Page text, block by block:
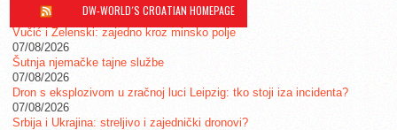
DW-WORLD´S CROATIAN HOMEPAGE
Vučić i Zelenski: zajedno kroz minsko polje
07/08/2026
Šutnja njemačke tajne službe
07/08/2026
Dron s eksplozivom u zračnoj luci Leipzig: tko stoji iza incidenta?
07/08/2026
Srbija i Ukrajina: streljivo i zajednički dronovi?